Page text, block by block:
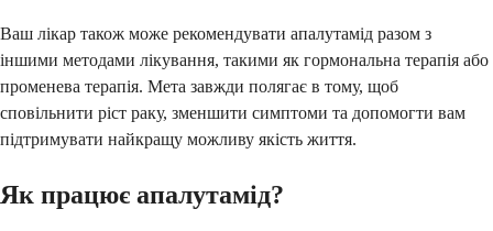
Ваш лікар також може рекомендувати апалутамід разом з
іншими методами лікування, такими як гормональна терапія або
променева терапія. Мета завжди полягає в тому, щоб
сповільнити ріст раку, зменшити симптоми та допомогти вам
підтримувати найкращу можливу якість життя.
Як працює апалутамід?